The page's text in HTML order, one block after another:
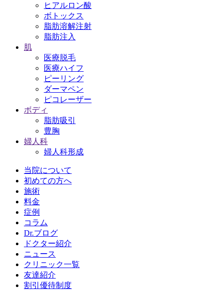
ヒアルロン酸
ボトックス
脂肪溶解注射
脂肪注入
肌
医療脱毛
医療ハイフ
ピーリング
ダーマペン
ピコレーザー
ボディ
脂肪吸引
豊胸
婦人科
婦人科形成
当院について
初めての方へ
施術
料金
症例
コラム
Dr.ブログ
ドクター紹介
ニュース
クリニック一覧
友達紹介
割引優待制度